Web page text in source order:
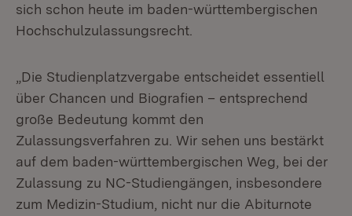
sich schon heute im baden-württembergischen
Hochschulzulassungsrecht.
„Die Studienplatzvergabe entscheidet essentiell
über Chancen und Biografien – entsprechend
große Bedeutung kommt den
Zulassungsverfahren zu. Wir sehen uns bestärkt
auf dem baden-württembergischen Weg, bei der
Zulassung zu NC-Studiengängen, insbesondere
zum Medizin-Studium, nicht nur die Abiturnote